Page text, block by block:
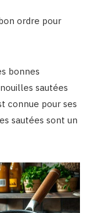
ordre pour
bonnes
sautées
connue pour ses
sautées sont un